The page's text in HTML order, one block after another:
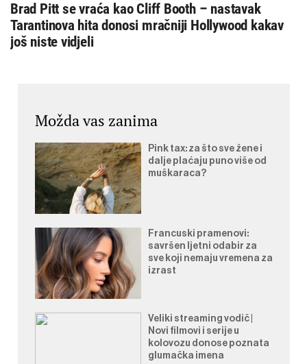
Brad Pitt se vraća kao Cliff Booth – nastavak
Tarantinova hita donosi mračniji Hollywood kakav
još niste vidjeli
Možda vas zanima
Pink tax: za što sve žene i
dalje plaćaju puno više od
muškaraca?
Francuski pramenovi:
savršen ljetni odabir za
sve koji nemaju vremena za
izrast
Veliki streaming vodič |
Novi filmovi i serije u
kolovozu donose poznata
glumačka imena